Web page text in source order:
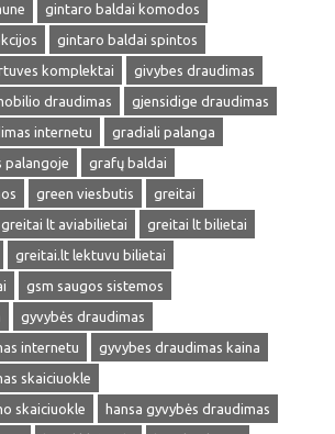
gintaro baldai komodos
gintaro baldai spintos
komplektai
givybes draudimas
draudimas
gjensidige draudimas
internetu
gradiali palanga
palangoje
grafų baldai
green viesbutis
greitai
greitai lt aviabilietai
greitai lt bilietai
greitai.lt lektuvu bilietai
gsm saugos sistemos
gyvybės draudimas
internetu
gyvybes draudimas kaina
skaiciuokle
skaiciuokle
hansa gyvybės draudimas